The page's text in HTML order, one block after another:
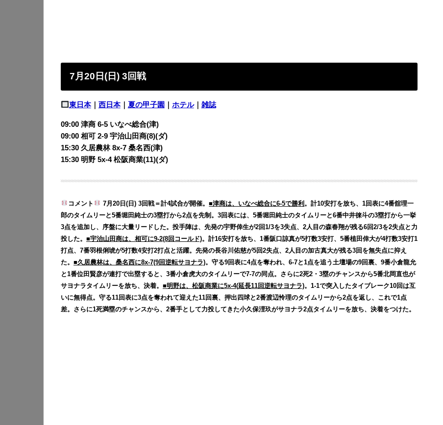
7月20日(日) 3回戦
東日本｜ 西日本｜ 夏の甲子園 ホテル｜ 雑誌
09:00 津商 6-5 いなべ総合(津)
09:00 相可 2-9 宇治山田商(8)(ダ)
15:30 久居農林 8x-7 桑名西(津)
15:30 明野 5x-4松阪商業(11)(ダ)
コメント 7月20日(日) 3回戦＝計4試合が開催。■津商は、いなべ総合に6-5で勝利 。計10安打を放ち、1回表に4番舘理一
郎のタイムリーと5番堀田純士の3塁打から2点を先制。3回表には、5番堀田純士のタイムリーと6番中井徠斗の3塁打から一挙
3点を追加し、序盤に大量リードした。投手陣は、先発の宇野倖生が2回1/3を3失点、2人目の森春翔が残る6回2/3を2失点と力
投した。 ■宇治山田商は、相可に9-2(8回コールド)。計16安打を放ち、1番阪口諒真が5打数3安打、5番植田倖大が4打数3安打1
打点、7番羽根俐琥が5打数4安打2打点と活躍。先発の長谷川佑慈が5回2失点、2人目の加古真大が残る3回を無失点に抑え
た。 ■久居農林は、桑名西に8x-7(9回逆転サヨナラ)。守る9回表に4点を奪われ、6-7と1点を追う土壇場の9回裏、9番小倉龍允
と1番位田賢彦が連打で出塁すると、3番小倉虎大のタイムリーで7-7の同点。さらに2死2・3塁のチャンスから5番北岡直也が
サヨナラタイムリーを放ち、決着。 ■明野は、松阪商業に5x-4(延長11回逆転サヨナラ)。1-1で突入したタイブレーク10回は互
いに無得点。守る11回表に3点を奪われて迎えた11回裏、押出四球と2番渡辺怜理のタイムリーから2点を返し、これで1点
差。さらに1死満塁のチャンスから、2番手として力投してきた小久保浬玖がサヨナラ2点タイムリーを放ち、決着をつけた。